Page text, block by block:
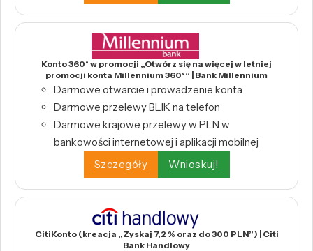
Konto 360° w promocji „Otwórz się na więcej w letniej
promocji konta Millennium 360°” | Bank Millennium
Darmowe otwarcie i prowadzenie konta
Darmowe przelewy BLIK na telefon
Darmowe krajowe przelewy w PLN w
bankowości internetowej i aplikacji mobilnej
Szczegóły
Wnioskuj!
CitiKonto (kreacja „Zyskaj 7,2 % oraz do 300 PLN”) | Citi
Bank Handlowy